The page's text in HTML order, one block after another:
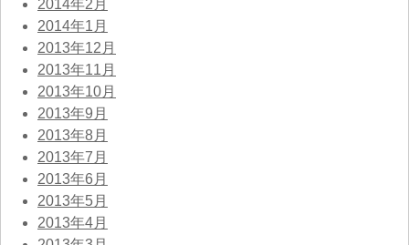
2014年2月
2014年1月
2013年12月
2013年11月
2013年10月
2013年9月
2013年8月
2013年7月
2013年6月
2013年5月
2013年4月